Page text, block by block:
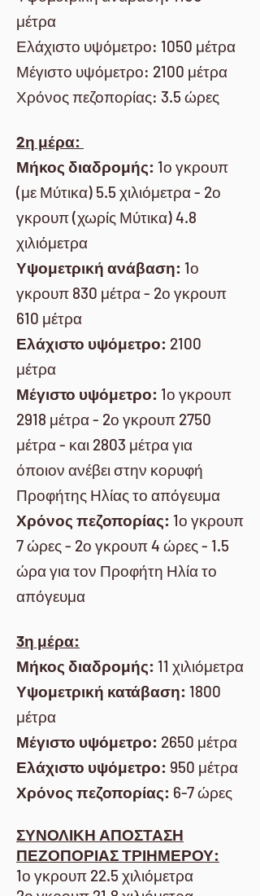
μέτρα
Ελάχιστο υψόμετρο: 1050 μέτρα
Μέγιστο υψόμετρο: 2100 μέτρα
Χρόνος πεζοπορίας: 3.5 ώρες
2η μέρα:
Μήκος διαδρομής: 1ο γκρουπ
(με Μύτικα) 5.5 χιλιόμετρα - 2ο
γκρουπ (χωρίς Μύτικα) 4.8
χιλιόμετρα
Υψομετρική ανάβαση: 1ο
γκρουπ 830 μέτρα - 2ο γκρουπ
610 μέτρα
Ελάχιστο υψόμετρο: 2100
μέτρα
Μέγιστο υψόμετρο: 1ο γκρουπ
2918 μέτρα - 2ο γκρουπ 2750
μέτρα - και 2803 μέτρα για
όποιον ανέβει στην κορυφή
Προφήτης Ηλίας το απόγευμα
Χρόνος πεζοπορίας: 1ο γκρουπ
7 ώρες - 2ο γκρουπ 4 ώρες - 1.5
ώρα για τον Προφήτη Ηλία το
απόγευμα
3η μέρα:
Μήκος διαδρομής: 11 χιλιόμετρα
Υψομετρική κατάβαση: 1800
μέτρα
Μέγιστο υψόμετρο: 2650 μέτρα
Ελάχιστο υψόμετρο: 950 μέτρα
Χρόνος πεζοπορίας: 6-7 ώρες
ΣΥΝΟΛΙΚΗ ΑΠΟΣΤΑΣΗ
ΠΕΖΟΠΟΡΙΑΣ ΤΡΙΗΜΕΡΟΥ:
1ο γκρουπ 22.5 χιλιόμετρα